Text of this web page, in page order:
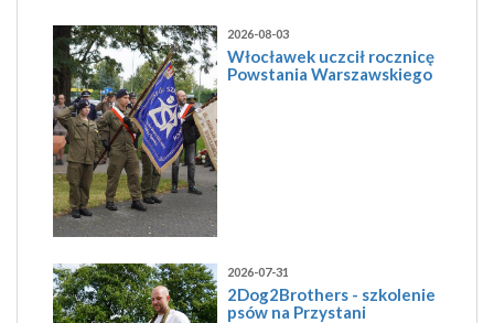
2026-08-03
Włocławek uczcił rocznicę
Powstania Warszawskiego
2026-07-31
2Dog2Brothers - szkolenie
psów na Przystani